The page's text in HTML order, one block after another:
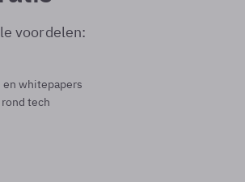
voordelen:
whitepapers
tech